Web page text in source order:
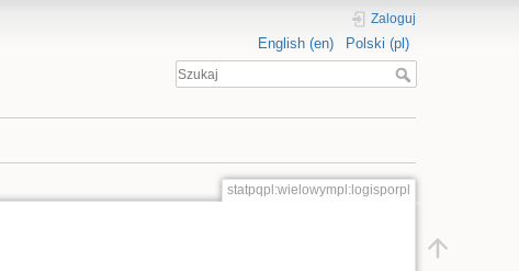
English (en) Polski (pl)
Zaloguj
statpqpl:wielowympl:logisporpl